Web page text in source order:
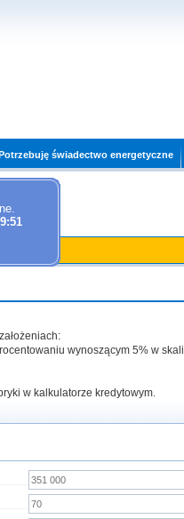
wynoszącym 5% w
w kalkulatorze kredytowym.
świadectwo energetyczne